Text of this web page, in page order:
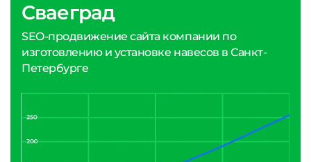
Сваеград
SEO-продвижение сайта компании по
изготовлению и установке навесов в Санкт-
Петербурге